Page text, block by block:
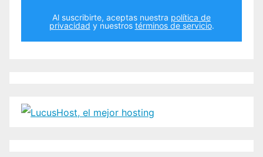
Al suscribirte, aceptas nuestra política de
privacidad y nuestros términos de servicio.